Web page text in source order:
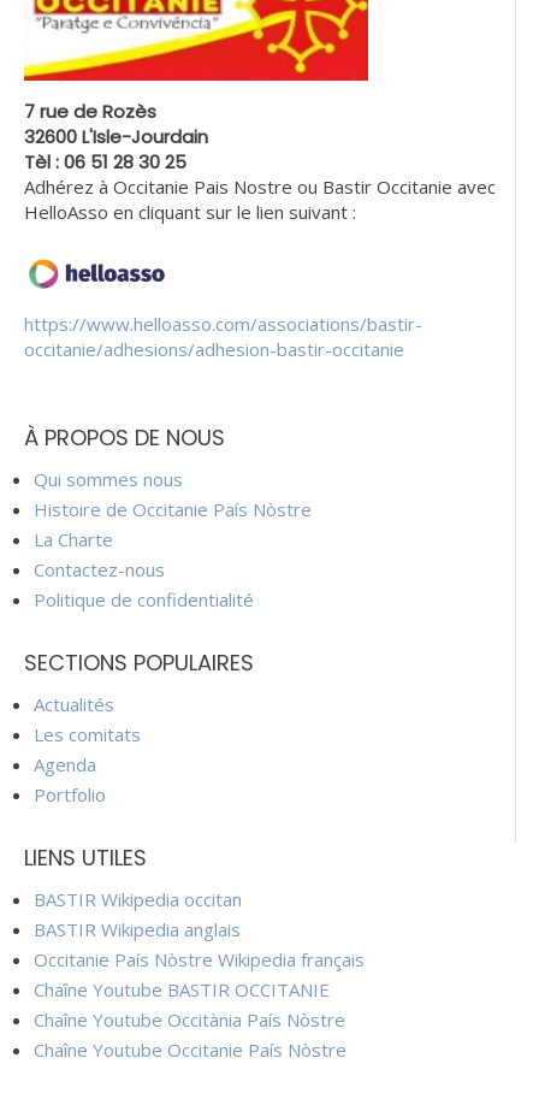
7 rue de Rozès
32600 L'Isle-Jourdain
Tèl : 06 51 28 30 25
Adhérez à Occitanie Pais Nostre ou Bastir Occitanie avec
HelloAsso en cliquant sur le lien suivant :
https://www.helloasso.com/associations/bastir-
occitanie/adhesions/adhesion-bastir-occitanie
À PROPOS DE NOUS
Qui sommes nous
Histoire de Occitanie País Nòstre
La Charte
Contactez-nous
Politique de confidentialité
SECTIONS POPULAIRES
Actualités
Les comitats
Agenda
Portfolio
LIENS UTILES
BASTIR Wikipedia occitan
BASTIR Wikipedia anglais
Occitanie País Nòstre Wikipedia français
Chaîne Youtube BASTIR OCCITANIE
Chaîne Youtube Occitània País Nòstre
Chaîne Youtube Occitanie País Nòstre